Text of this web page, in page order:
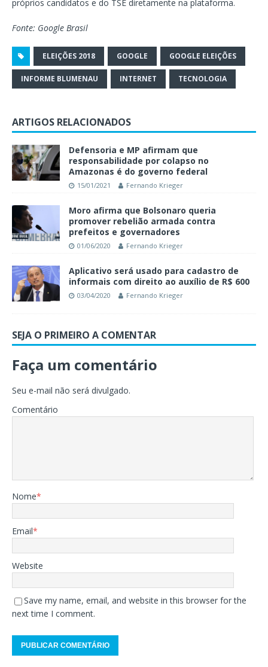
próprios candidatos e do TSE diretamente na plataforma.
Fonte: Google Brasil
ELEIÇÕES 2018 GOOGLE GOOGLE ELEIÇÕES
INFORME BLUMENAU INTERNET TECNOLOGIA
ARTIGOS RELACIONADOS
Defensoria e MP afirmam que
responsabilidade por colapso no
Amazonas é do governo federal
15/01/2021 Fernando Krieger
Moro afirma que Bolsonaro queria
promover rebelião armada contra
prefeitos e governadores
01/06/2020 Fernando Krieger
Aplicativo será usado para cadastro de
informais com direito ao auxílio de R$ 600
03/04/2020 Fernando Krieger
SEJA O PRIMEIRO A COMENTAR
Faça um comentário
Seu e-mail não será divulgado.
Comentário
Nome*
Email*
Website
Save my name, email, and website in this browser for the
next time I comment.